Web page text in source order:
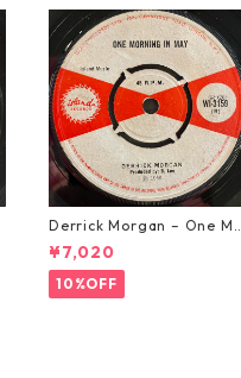
Derrick Morgan – One
rning In May【7-21653】
¥7,020
10%OFF